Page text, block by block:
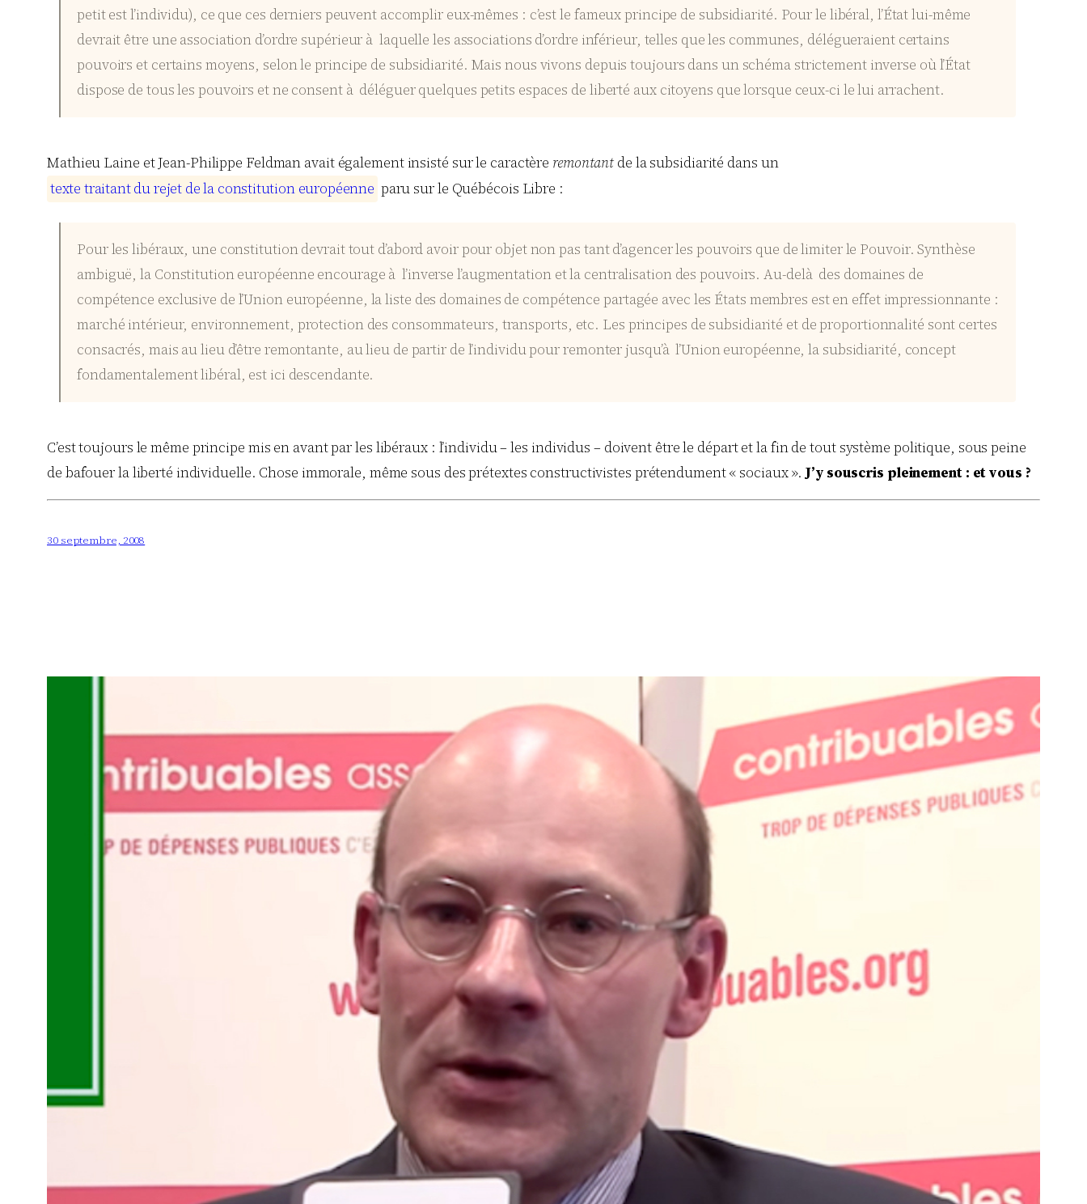
petit est l’individu), ce que ces derniers peuvent accomplir eux-mêmes : c’est le fameux principe de subsidiarité. Pour le libéral, l’État lui-même
devrait être une association d’ordre supérieur à laquelle les associations d’ordre inférieur, telles que les communes, délégueraient certains
pouvoirs et certains moyens, selon le principe de subsidiarité. Mais nous vivons depuis toujours dans un schéma strictement inverse où l’État
dispose de tous les pouvoirs et ne consent à déléguer quelques petits espaces de liberté aux citoyens que lorsque ceux-ci le lui arrachent.
Mathieu Laine et Jean-Philippe Feldman avait également insisté sur le caractère remontant de la subsidiarité dans un
texte traitantdurejet dela constitution européenne paru sur le Québécois Libre :
Pour les libéraux, une constitution devrait tout d’abord avoir pour objet non pas tant d’agencer les pouvoirs que de limiter le Pouvoir. Synthèse
ambiguë, la Constitution européenne encourage à l’inverse l’augmentation et la centralisation des pouvoirs. Au-delà des domaines de
compétence exclusive de l’Union européenne, la liste des domaines de compétence partagée avec les États membres est en effet impressionnante :
marché intérieur, environnement, protection des consommateurs, transports, etc. Les principes de subsidiarité et de proportionnalité sont certes
consacrés, mais au lieu d’être remontante, au lieu de partir de l’individu pour remonter jusqu’à l’Union européenne, la subsidiarité, concept
fondamentalement libéral, est ici descendante.
C’est toujours le même principe mis en avant par les libéraux : l’individu – les individus – doivent être le départ et la fin de tout système politique, sous peine
de bafouer la liberté individuelle. Chose immorale, même sous des prétextes constructivistes prétendument « sociaux ».J’y souscris pleinement : et vous ?
30 septembre, 2008